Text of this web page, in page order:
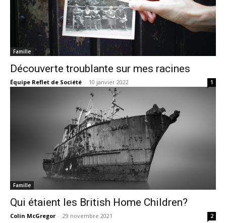
Famille
Découverte troublante sur mes racines
Équipe Reflet de Société - 10 janvier 2022 1
Famille
Qui étaient les British Home Children?
Colin McGregor - 29 novembre 2021 2